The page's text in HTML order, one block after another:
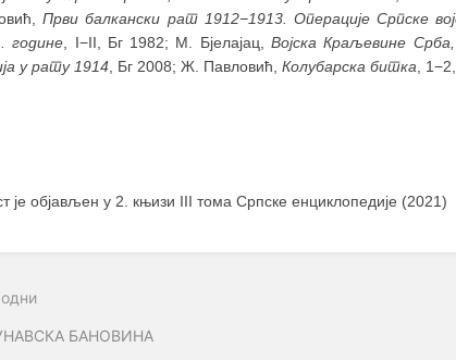
Први балкански рат 1912−1913. Операције Српске
године, I−II, Бг 1982; M. Бјелајац,Војска Краљевине
у рату 1914, Бг 2008; Ж. Павловић, Колубарска битка,
је објављен у 2. књизи III тома Српске енциклопедије (2021)
БАНОВИНА